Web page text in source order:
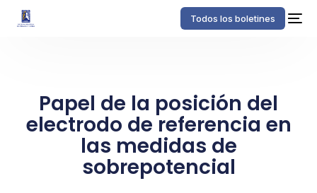
Todos los boletines
Papel de la posición del
electrodo de referencia en
las medidas de
sobrepotencial